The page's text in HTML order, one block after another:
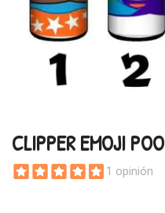
CLIPPER EMOJI POO
1 opinión